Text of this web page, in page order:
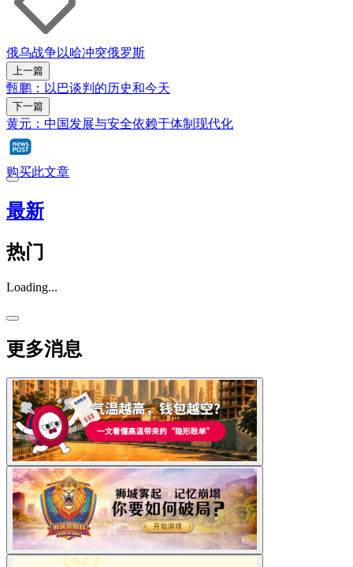
俄乌战争以哈冲突俄罗斯
上一篇
甄鹏：以巴谈判的历史和今天
下一篇
黄元：中国发展与安全依赖于体制现代化
购买此文章
最新
热门
Loading...
更多消息